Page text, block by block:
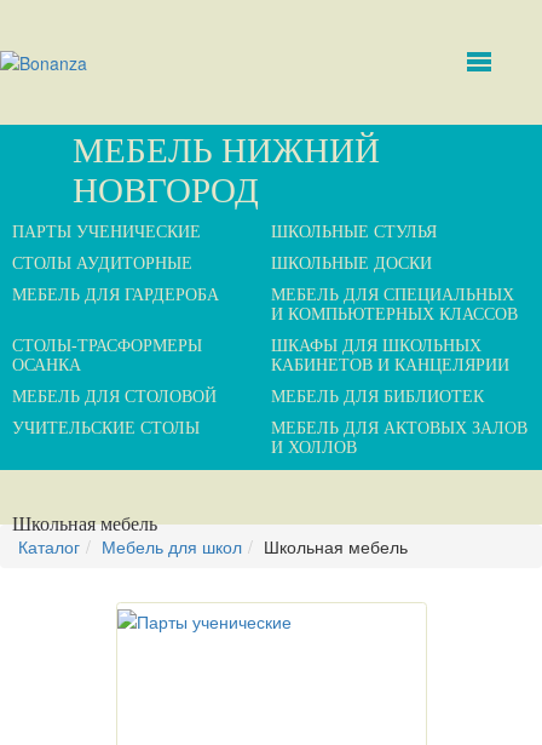
МЕБЕЛЬ НИЖНИЙ
НОВГОРОД
ПАРТЫ УЧЕНИЧЕСКИЕ
ШКОЛЬНЫЕ СТУЛЬЯ
СТОЛЫ АУДИТОРНЫЕ
ШКОЛЬНЫЕ ДОСКИ
МЕБЕЛЬ ДЛЯ ГАРДЕРОБА
МЕБЕЛЬ ДЛЯ СПЕЦИАЛЬНЫХ
И КОМПЬЮТЕРНЫХ КЛАССОВ
СТОЛЫ-ТРАСФОРМЕРЫ
ОСАНКА
ШКАФЫ ДЛЯ ШКОЛЬНЫХ
КАБИНЕТОВ И КАНЦЕЛЯРИИ
МЕБЕЛЬ ДЛЯ СТОЛОВОЙ
МЕБЕЛЬ ДЛЯ БИБЛИОТЕК
УЧИТЕЛЬСКИЕ СТОЛЫ
МЕБЕЛЬ ДЛЯ АКТОВЫХ ЗАЛОВ
И ХОЛЛОВ
Школьная мебель
Каталог Мебель для школ Школьная мебель